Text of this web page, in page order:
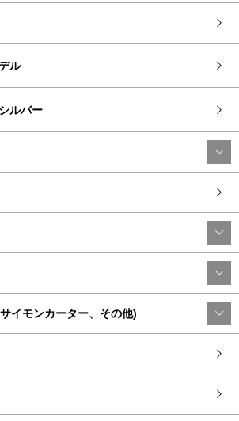
ル
ルバー
イモンカーター、その他)